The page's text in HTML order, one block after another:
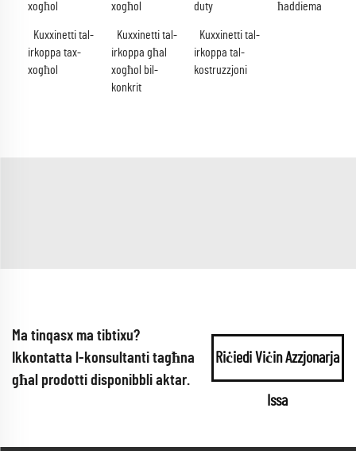
xogħol
xogħol
duty
ħaddiema
Kuxxinetti tal-
irkoppa tax-
xogħol
Kuxxinetti tal-
irkoppa għal
xogħol bil-
konkrit
Kuxxinetti tal-
irkoppa tal-
kostruzzjoni
Ma tinqasx ma tibtixu?
Ikkontatta l-konsultanti tagħna
għal prodotti disponibbli aktar.
Riċiedi Viċin Azzjonarja
Issa